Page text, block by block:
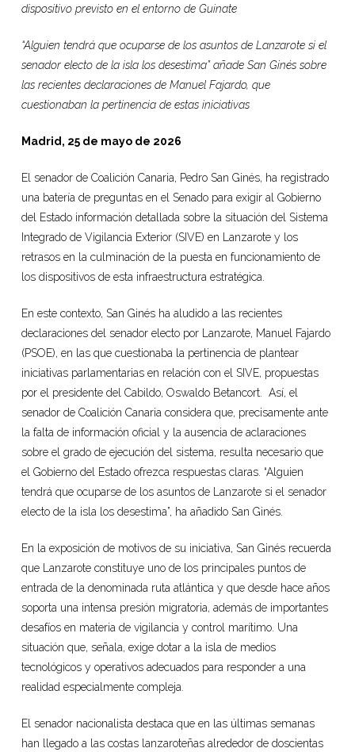
dispositivo previsto en el entorno de Guinate
“Alguien tendrá que ocuparse de los asuntos de Lanzarote si el
senador electo de la isla los desestima” añade San Ginés sobre
las recientes declaraciones de Manuel Fajardo, que
cuestionaban la pertinencia de estas iniciativas
Madrid, 25 de mayo de 2026
El senador de Coalición Canaria, Pedro San Ginés, ha registrado
una batería de preguntas en el Senado para exigir al Gobierno
del Estado información detallada sobre la situación del Sistema
Integrado de Vigilancia Exterior (SIVE) en Lanzarote y los
retrasos en la culminación de la puesta en funcionamiento de
los dispositivos de esta infraestructura estratégica.
En este contexto, San Ginés ha aludido a las recientes
declaraciones del senador electo por Lanzarote, Manuel Fajardo
(PSOE), en las que cuestionaba la pertinencia de plantear
iniciativas parlamentarias en relación con el SIVE, propuestas
por el presidente del Cabildo, Oswaldo Betancort. Así, el
senador de Coalición Canaria considera que, precisamente ante
la falta de información oficial y la ausencia de aclaraciones
sobre el grado de ejecución del sistema, resulta necesario que
el Gobierno del Estado ofrezca respuestas claras. “Alguien
tendrá que ocuparse de los asuntos de Lanzarote si el senador
electo de la isla los desestima”, ha añadido San Ginés.
En la exposición de motivos de su iniciativa, San Ginés recuerda
que Lanzarote constituye uno de los principales puntos de
entrada de la denominada ruta atlántica y que desde hace años
soporta una intensa presión migratoria, además de importantes
desafíos en materia de vigilancia y control marítimo. Una
situación que, señala, exige dotar a la isla de medios
tecnológicos y operativos adecuados para responder a una
realidad especialmente compleja.
El senador nacionalista destaca que en las últimas semanas
han llegado a las costas lanzaroteñas alrededor de doscientas